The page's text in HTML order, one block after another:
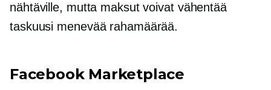
nähtäville, mutta maksut voivat vähentää
taskuusi menevää rahamäärää.
Facebook Marketplace